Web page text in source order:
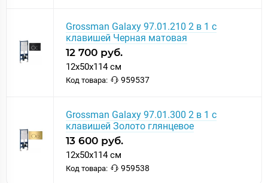
Grossman Galaxy 97.01.210 2 в 1 с
клавишей Черная матовая
12 700 руб.
12x50x114 см
Код товара: 959537
Grossman Galaxy 97.01.300 2 в 1 с
клавишей Золото глянцевое
13 600 руб.
12x50x114 см
Код товара: 959538